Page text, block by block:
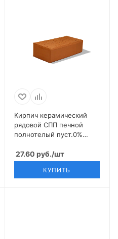
Кирпич керамический
рядовой СПП печной
полнотелый пуст.0%
27.60 руб./шт
КУПИТЬ